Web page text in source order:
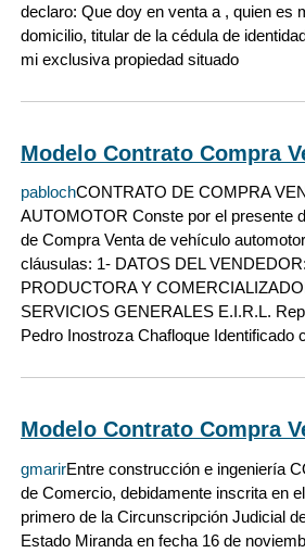
declaro: Que doy en venta a , quien es
domicilio, titular de la cédula de
mi exclusiva propiedad situado
Modelo Contrato Compra
pablochCONTRATO DE COMPRA
AUTOMOTOR Conste por el presente
de Compra Venta de vehículo
cláusulas: 1- DATOS DEL
PRODUCTORA Y
SERVICIOS GENERALES E.I.R.L.
Pedro Inostroza Chafloque Identificado
Modelo Contrato Compra
gmarirEntre construcción e ingeniería
de Comercio, debidamente inscrita en
primero de la Circunscripción Judicial
Estado Miranda en fecha 16 de